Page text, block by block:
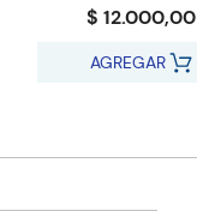
$ 12.000,00
AGREGAR